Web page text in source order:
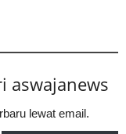
aswajanews
lewat email.